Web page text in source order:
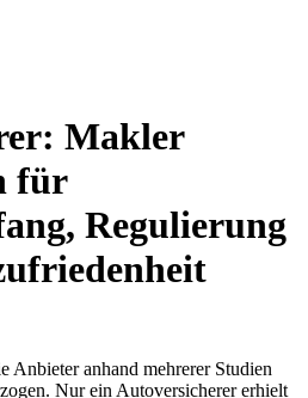
Makler
für
Regulierung
Anbieter anhand mehrerer Studien
Nur ein Autoversicherer erhielt